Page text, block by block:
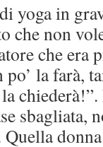
yoga in
che non
che era
la farà,
sbagliata,